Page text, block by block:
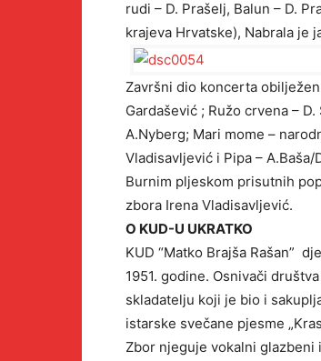
rudi – D. Prašelj, Balun – D.
krajeva Hrvatske), Nabrala je
Završni dio koncerta
Gardašević ; Ružo crvena –
A.Nyberg; Mari mome –
Vladisavljević i Pipa – A.Baša/
Burnim pljeskom prisutnih
zbora Irena Vladisavljević.
O KUD-U UKRATKO
KUD “Matko Brajša Rašan”
1951. godine. Osnivači
skladatelju koji je bio i
istarske svečane pjesme
Zbor njeguje vokalni